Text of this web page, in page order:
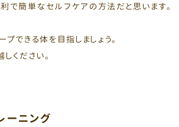
で簡単なセルフケアの方法だと思います。
できる体を目指しましょう。
ください。
ーニング